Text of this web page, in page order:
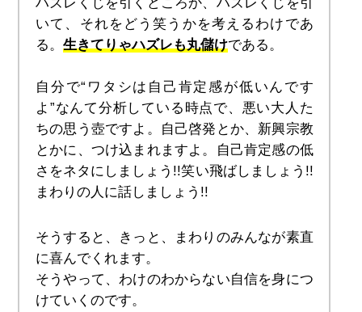
いて、それをどう笑うかを考えるわけであ
る。生きてりゃハズレも丸儲けである。
自分で“ワタシは自己肯定感が低いんです
よ”なんて分析している時点で、悪い大人た
ちの思う壺ですよ。自己啓発とか、新興宗教
とかに、つけ込まれますよ。自己肯定感の低
さをネタにしましょう!!笑い飛ばしましょう!!
まわりの人に話しましょう!!
そうすると、きっと、まわりのみんなが素直
に喜んでくれます。
そうやって、わけのわからない自信を身につ
けていくのです。